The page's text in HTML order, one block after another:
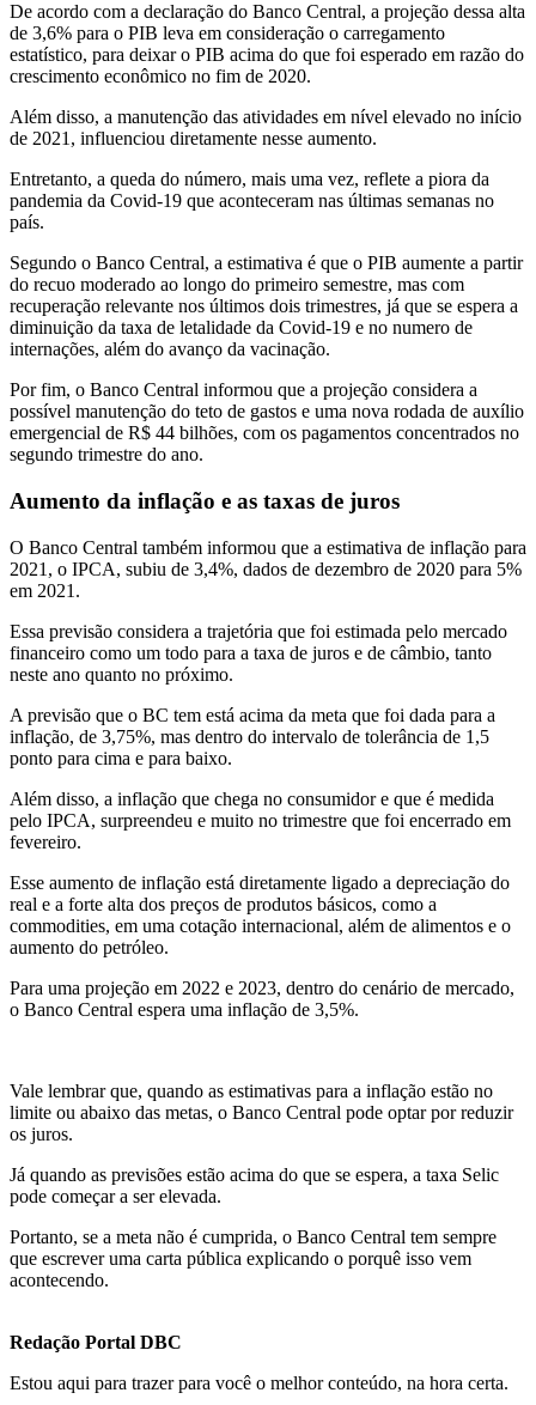
De acordo com a declaração do Banco Central, a projeção dessa alta
de 3,6% para o PIB leva em consideração o carregamento
estatístico, para deixar o PIB acima do que foi esperado em razão do
crescimento econômico no fim de 2020.
Além disso, a manutenção das atividades em nível elevado no início
de 2021, influenciou diretamente nesse aumento.
Entretanto, a queda do número, mais uma vez, reflete a piora da
pandemia da Covid-19 que aconteceram nas últimas semanas no
país.
Segundo o Banco Central, a estimativa é que o PIB aumente a partir
do recuo moderado ao longo do primeiro semestre, mas com
recuperação relevante nos últimos dois trimestres, já que se espera a
diminuição da taxa de letalidade da Covid-19 e no numero de
internações, além do avanço da vacinação.
Por fim, o Banco Central informou que a projeção considera a
possível manutenção do teto de gastos e uma nova rodada de auxílio
emergencial de R$ 44 bilhões, com os pagamentos concentrados no
segundo trimestre do ano.
Aumento da inflação e as taxas de juros
O Banco Central também informou que a estimativa de inflação para
2021, o IPCA, subiu de 3,4%, dados de dezembro de 2020 para 5%
em 2021.
Essa previsão considera a trajetória que foi estimada pelo mercado
financeiro como um todo para a taxa de juros e de câmbio, tanto
neste ano quanto no próximo.
A previsão que o BC tem está acima da meta que foi dada para a
inflação, de 3,75%, mas dentro do intervalo de tolerância de 1,5
ponto para cima e para baixo.
Além disso, a inflação que chega no consumidor e que é medida
pelo IPCA, surpreendeu e muito no trimestre que foi encerrado em
fevereiro.
Esse aumento de inflação está diretamente ligado a depreciação do
real e a forte alta dos preços de produtos básicos, como a
commodities, em uma cotação internacional, além de alimentos e o
aumento do petróleo.
Para uma projeção em 2022 e 2023, dentro do cenário de mercado,
o Banco Central espera uma inflação de 3,5%.
Vale lembrar que, quando as estimativas para a inflação estão no
limite ou abaixo das metas, o Banco Central pode optar por reduzir
os juros.
Já quando as previsões estão acima do que se espera, a taxa Selic
pode começar a ser elevada.
Portanto, se a meta não é cumprida, o Banco Central tem sempre
que escrever uma carta pública explicando o porquê isso vem
acontecendo.
Redação Portal DBC
Estou aqui para trazer para você o melhor conteúdo, na hora certa.